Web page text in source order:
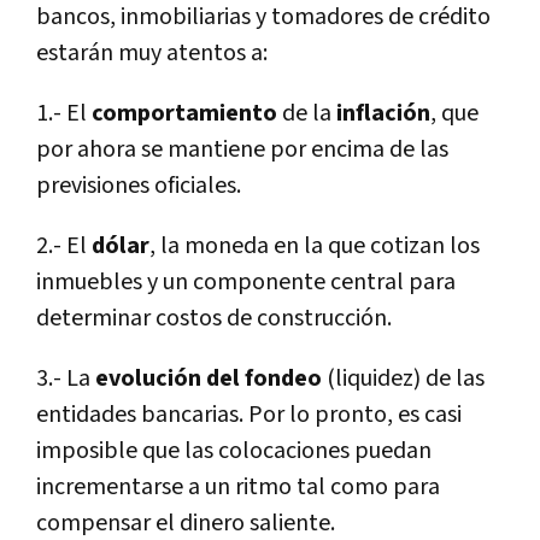
bancos, inmobiliarias y tomadores de crédito
estarán muy atentos a:
1.- El comportamiento de la inflación, que
por ahora se mantiene por encima de las
previsiones oficiales.
2.- El dólar, la moneda en la que cotizan los
inmuebles y un componente central para
determinar costos de construcción.
3.- La evolución del fondeo (liquidez) de las
entidades bancarias. Por lo pronto, es casi
imposible que las colocaciones puedan
incrementarse a un ritmo tal como para
compensar el dinero saliente.